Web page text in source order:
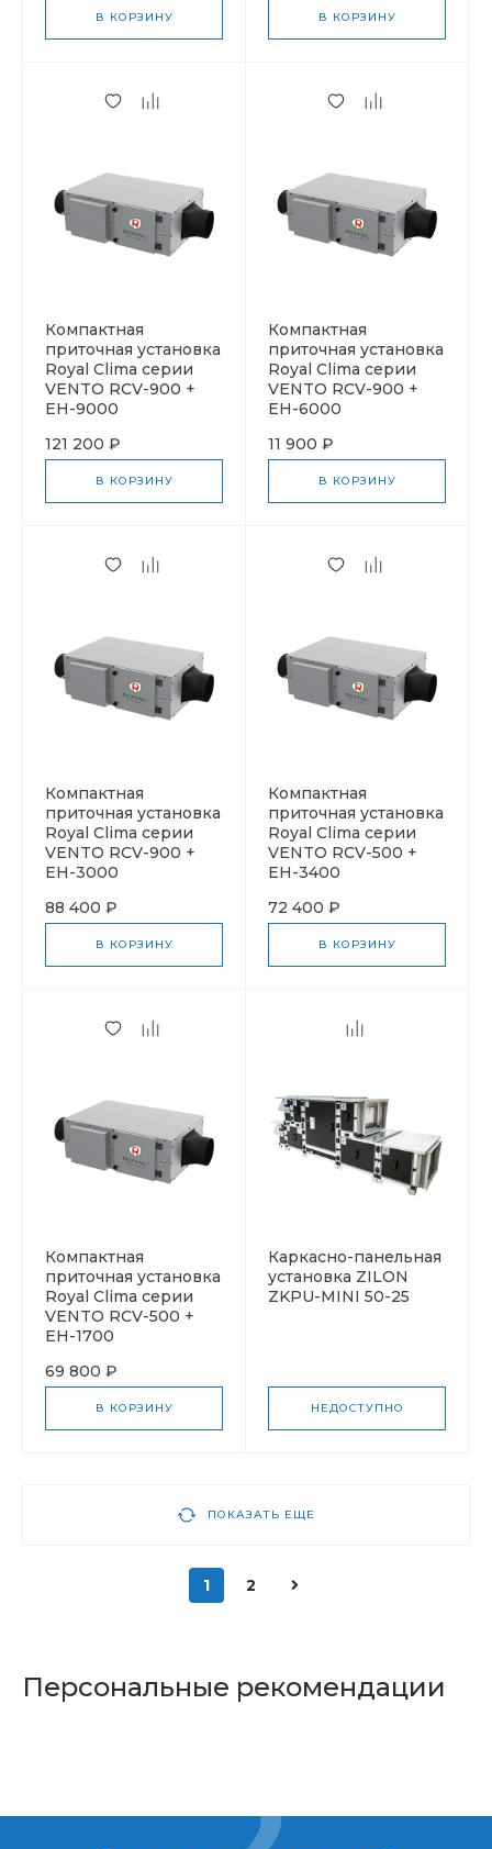
В КОРЗИНУ В КОРЗИНУ
Компактная
приточная установка
Royal Clima серии
VENTO RCV-900 +
EH-9000
121 200 ₽
В КОРЗИНУ
Компактная
приточная установка
Royal Clima серии
VENTO RCV-900 +
EH-6000
11 900 ₽
В КОРЗИНУ
Компактная
приточная установка
Royal Clima серии
VENTO RCV-900 +
EH-3000
88 400 ₽
В КОРЗИНУ
Компактная
приточная установка
Royal Clima серии
VENTO RCV-500 +
EH-3400
72 400 ₽
В КОРЗИНУ
Компактная
приточная установка
Royal Clima серии
VENTO RCV-500 +
EH-1700
69 800 ₽
В КОРЗИНУ
Каркасно-панельная
установка ZILON
ZKPU-MINI 50-25
НЕДОСТУПНО
ПОКАЗАТЬ ЕЩЕ
1 2
Персональные рекомендации